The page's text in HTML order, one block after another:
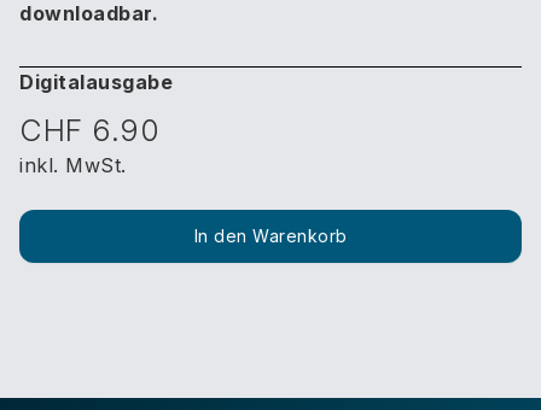
downloadbar.
Digitalausgabe
CHF 6.90
inkl. MwSt.
In den Warenkorb